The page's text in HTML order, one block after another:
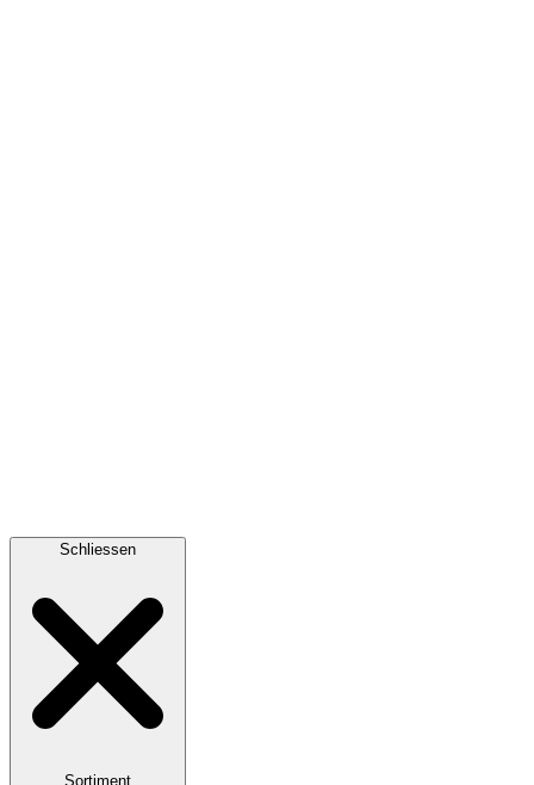
Schliessen
Sortiment